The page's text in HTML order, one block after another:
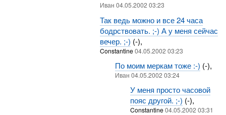
Иван 04.05.2002 03:23
Так ведь можно и все 24 часа
бодрствовать. ;-) А у меня сейчас
вечер. ;-) (-),
Constantine04.05.2002 03:23
По моим меркам тоже :-) (-),
Иван 04.05.2002 03:24
У меня просто часовой
пояс другой. ;-) (-),
Constantine04.05.2002 03:31